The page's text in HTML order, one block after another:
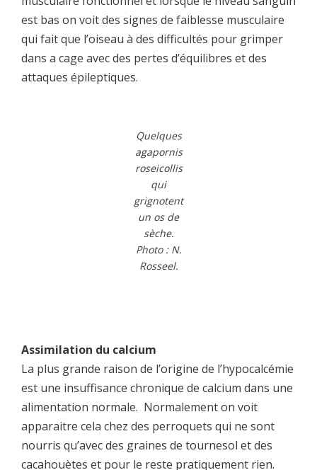
est bas on voit des signes de faiblesse musculaire
qui fait que l’oiseau à des difficultés pour grimper
dans a cage avec des pertes d’équilibres et des
attaques épileptiques.
Quelques
agapornis
roseicollis
qui
grignotent
un os de
sèche.
Photo : N.
Rosseel.
Assimilation du calcium
La plus grande raison de l’origine de l’hypocalcémie
est une insuffisance chronique de calcium dans une
alimentation normale. Normalement on voit
apparaitre cela chez des perroquets qui ne sont
nourris qu’avec des graines de tournesol et des
cacahouètes et pour le reste pratiquement rien.